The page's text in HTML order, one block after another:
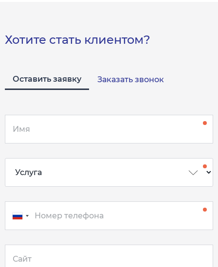
Хотите стать клиентом?
Оставить заявку Заказать звонок